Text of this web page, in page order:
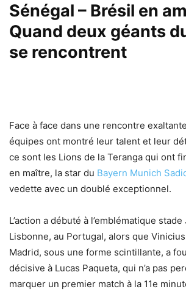
Sénégal – Brésil en
Quand deux géants
se rencontrent
Face à face dans une rencontre
équipes ont montré leur talent et leur
ce sont les Lions de la Teranga qui ont
en maître, la star du Bayern Munich
vedette avec un doublé exceptionnel.
L’action a débuté à l’emblématique
Lisbonne, au Portugal, alors que
Madrid, sous une forme scintillante, a
décisive à Lucas Paqueta, qui n’a pas
marquer un premier match à la 11e